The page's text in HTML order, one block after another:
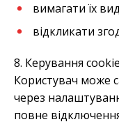
вимагати їх
відкликати
8. Керування cookie
Користувач може
через
повне